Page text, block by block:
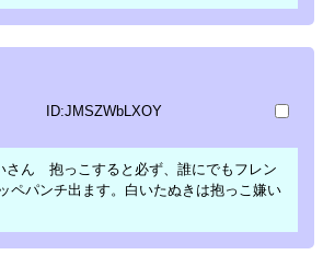
ID:JMSZWbLXOY
さん 抱っこすると必ず、誰にでもフレン
ペパンチ出ます。白いたぬきは抱っこ嫌い